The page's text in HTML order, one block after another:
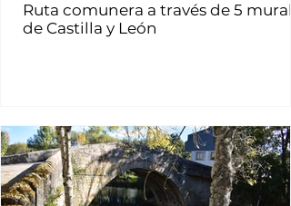
Ruta comunera a través de 5
de Castilla y León